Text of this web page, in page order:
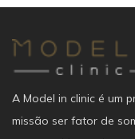
A Model in clinic é um
missão ser fator de
Lembrar-